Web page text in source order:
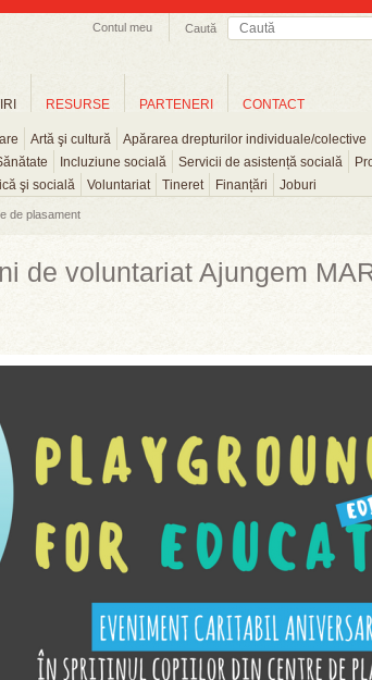
Caută
Contul meu
Artă şi cultură
Apărarea drepturilor individuale/colective
Incluziune socială Servicii de asistență socială
şi socială
Voluntariat Tineret Finanțări Joburi
RESURSE PARTENERI CONTACT
de plasament
de voluntariat Ajungem